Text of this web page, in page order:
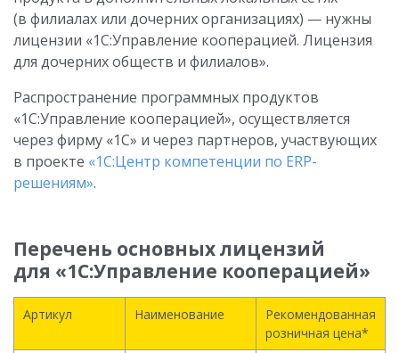
(в филиалах или дочерних организациях) — нужны
лицензии «1С:Управление кооперацией. Лицензия
для дочерних обществ и филиалов».
Распространение программных продуктов
«1С:Управление кооперацией», осуществляется
через фирму «1С» и через партнеров, участвующих
в проекте «1С:Центр компетенции по ERP-
решениям».
Перечень основных лицензий
для «1С:Управление кооперацией»
Артикул Наименование
Рекомендованная
розничная цена*